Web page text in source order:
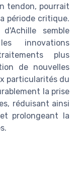
tendon, pourrait
période critique.
semble
innovations
plus
de nouvelles
particularités du
la prise
réduisant ainsi
prolongeant la